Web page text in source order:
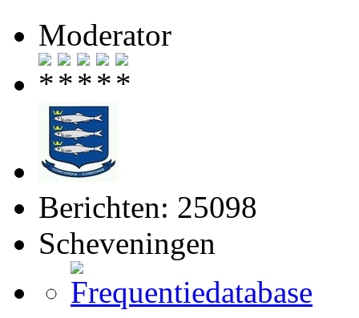
Moderator
Berichten: 25098
Scheveningen